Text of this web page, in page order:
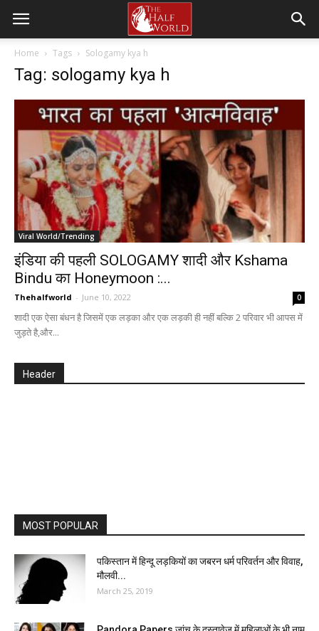
Home Tags Sologamy kya h
Tag: sologamy kya h
Viral World/Trending
इंडिया की पहली SOLOGAMY शादी और Kshama
Bindu का Honeymoon :...
Thehalfworld - June 10, 2022 0
शादी एक ऐसा बंधन है जिसमें एक लड़का और एक लड़की ही नहीं बल्कि 2 परिवार भी आपस में
जुड़ते है,और...
Header
MOST POPULAR
पकिस्तान में हिन्दू लड़कियों का जबरन धर्म परिवर्तन और विवाह,
मौलवी...
March 25, 2019